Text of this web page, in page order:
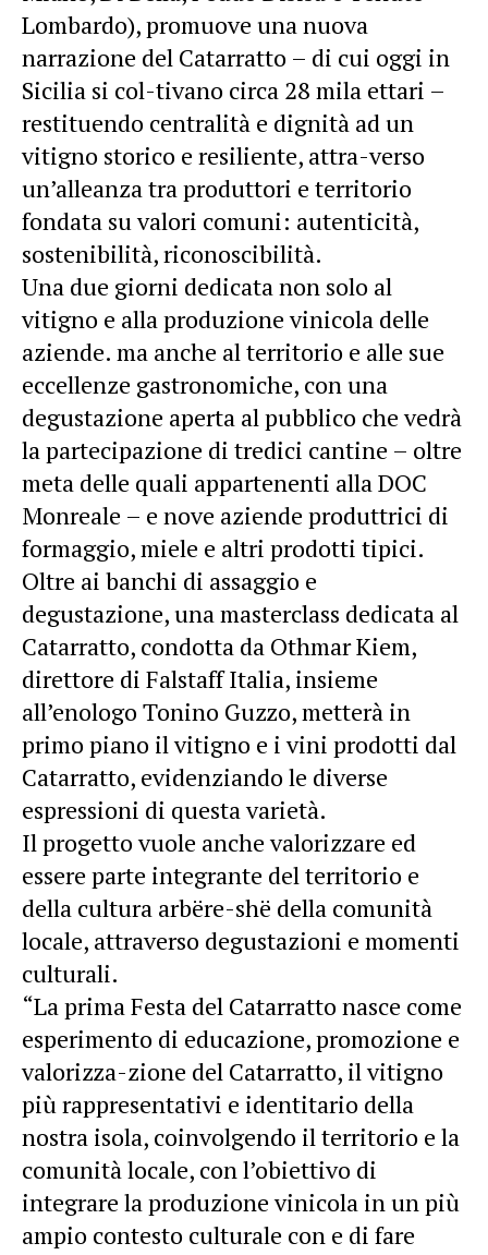
Lombardo), promuove una nuova
narrazione del Catarratto – di cui oggi in
Sicilia si col-tivano circa 28 mila ettari –
restituendo centralità e dignità ad un
vitigno storico e resiliente, attra-verso
un’alleanza tra produttori e territorio
fondata su valori comuni: autenticità,
sostenibilità, riconoscibilità.
Una due giorni dedicata non solo al
vitigno e alla produzione vinicola delle
aziende. ma anche al territorio e alle sue
eccellenze gastronomiche, con una
degustazione aperta al pubblico che vedrà
la partecipazione di tredici cantine – oltre
meta delle quali appartenenti alla DOC
Monreale – e nove aziende produttrici di
formaggio, miele e altri prodotti tipici.
Oltre ai banchi di assaggio e
degustazione, una masterclass dedicata al
Catarratto, condotta da Othmar Kiem,
direttore di Falstaff Italia, insieme
all’enologo Tonino Guzzo, metterà in
primo piano il vitigno e i vini prodotti dal
Catarratto, evidenziando le diverse
espressioni di questa varietà.
Il progetto vuole anche valorizzare ed
essere parte integrante del territorio e
della cultura arbëre-shë della comunità
locale, attraverso degustazioni e momenti
culturali.
“La prima Festa del Catarratto nasce come
esperimento di educazione, promozione e
valorizza-zione del Catarratto, il vitigno
più rappresentativi e identitario della
nostra isola, coinvolgendo il territorio e la
comunità locale, con l’obiettivo di
integrare la produzione vinicola in un più
ampio contesto culturale con e di fare